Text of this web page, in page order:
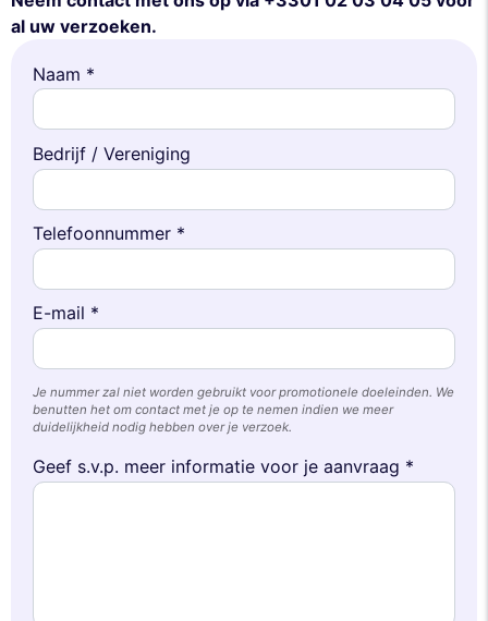
al uw verzoeken.
Naam *
Bedrijf / Vereniging
Telefoonnummer *
E-mail *
Je nummer zal niet worden gebruikt voor promotionele doeleinden. We
benutten het om contact met je op te nemen indien we meer
duidelijkheid nodig hebben over je verzoek.
Geef s.v.p. meer informatie voor je aanvraag *